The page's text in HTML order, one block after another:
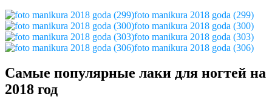
foto manikura 2018 goda (299)
foto manikura 2018 goda (300)
foto manikura 2018 goda (303)
foto manikura 2018 goda (306)
Самые популярные лаки для ногтей на
2018 год